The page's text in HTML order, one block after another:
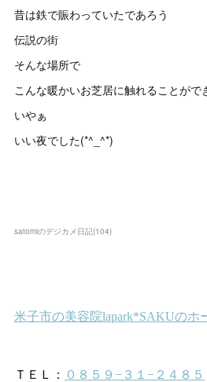
昔は鉄で賑わっていたであろう
伝説の街
そんな場所で
こんな暖かいお芝居に触れることがで
いやぁ
いい夜でした(*^_^*)
satomiのデジカメ日記(104)